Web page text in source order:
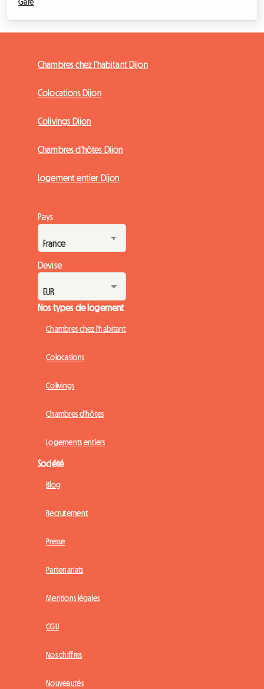
Gare
Chambres chez l'habitant Dijon
Colocations Dijon
Colivings Dijon
Chambres d'hôtes Dijon
Logement entier Dijon
Pays
Devise
Nos types de logement
Chambres chez l'habitant
Colocations
Colivings
Chambres d'hôtes
Logements entiers
Société
Blog
Recrutement
Presse
Partenariats
Mentions légales
CGU
Nos chiffres
Nouveautés